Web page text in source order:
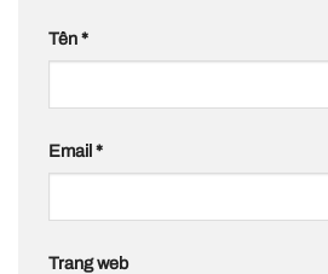
Tên*
Email *
Trang web